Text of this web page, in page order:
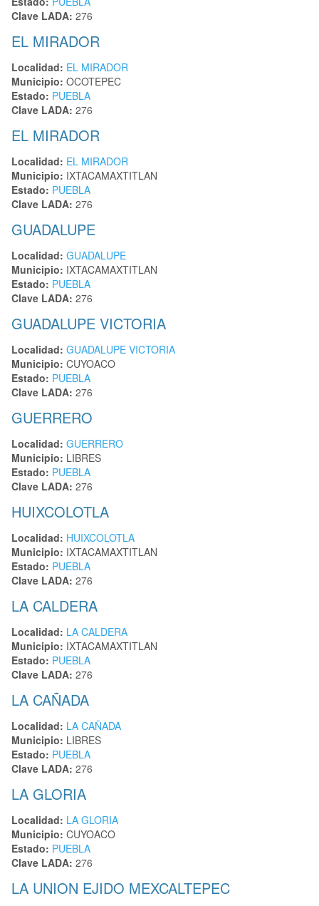
Clave LADA: 276
EL MIRADOR
Localidad: EL MIRADOR
Municipio: OCOTEPEC
Estado: PUEBLA
Clave LADA: 276
EL MIRADOR
Localidad: EL MIRADOR
Municipio: IXTACAMAXTITLAN
Estado: PUEBLA
Clave LADA: 276
GUADALUPE
Localidad: GUADALUPE
Municipio: IXTACAMAXTITLAN
Estado: PUEBLA
Clave LADA: 276
GUADALUPE VICTORIA
Localidad: GUADALUPE VICTORIA
Municipio: CUYOACO
Estado: PUEBLA
Clave LADA: 276
GUERRERO
Localidad: GUERRERO
Municipio: LIBRES
Estado: PUEBLA
Clave LADA: 276
HUIXCOLOTLA
Localidad: HUIXCOLOTLA
Municipio: IXTACAMAXTITLAN
Estado: PUEBLA
Clave LADA: 276
LA CALDERA
Localidad: LA CALDERA
Municipio: IXTACAMAXTITLAN
Estado: PUEBLA
Clave LADA: 276
LA CAÑADA
Localidad: LA CAÑADA
Municipio: LIBRES
Estado: PUEBLA
Clave LADA: 276
LA GLORIA
Localidad: LA GLORIA
Municipio: CUYOACO
Estado: PUEBLA
Clave LADA: 276
LA UNION EJIDO MEXCALTEPEC